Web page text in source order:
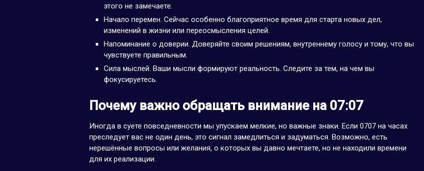
этого не замечаете.
Начало перемен. Сейчас особенно благоприятное время для старта новых дел,
изменений в жизни или переосмысления целей.
Напоминание о доверии. Доверяйте своим решениям, внутреннему голосу и тому, что вы
чувствуете правильным.
Сила мыслей. Ваши мысли формируют реальность. Следите за тем, на чем вы
фокусируетесь.
Почему важно обращать внимание на 07:07
Иногда в суете повседневности мы упускаем мелкие, но важные знаки. Если 0707 на часах
преследует вас не один день, это сигнал замедлиться и задуматься. Возможно, есть
нерешённые вопросы или желания, о которых вы давно мечтаете, но не находили времени
для их реализации.